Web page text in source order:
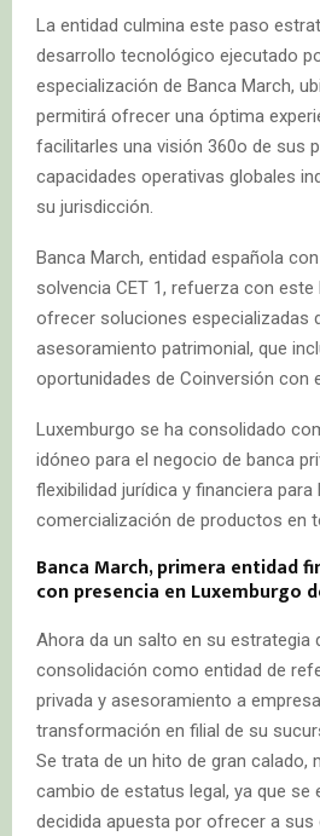
La entidad culmina este paso
desarrollo tecnológico ejecutado
especialización de Banca March,
permitirá ofrecer una óptima
facilitarles una visión 360o de sus
capacidades operativas globales
su jurisdicción.
Banca March, entidad española
solvencia CET 1, refuerza con
ofrecer soluciones especializadas
asesoramiento patrimonial, que
oportunidades de Coinversión con
Luxemburgo se ha consolidado
idóneo para el negocio de banca
flexibilidad jurídica y financiera para
comercialización de productos en
Banca March, primera entidad
con presencia en Luxemburgo
Ahora da un salto en su estrategia
consolidación como entidad de
privada y asesoramiento a
transformación en filial de su
Se trata de un hito de gran calado,
cambio de estatus legal, ya que se
decidida apuesta por ofrecer a sus